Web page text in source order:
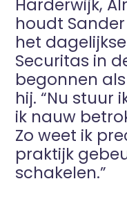
Harderwijk,
houdt
het
Securitas in
begonnen
hij. “Nu stuur
ik nauw
Zo weet ik
praktijk
schakelen.”